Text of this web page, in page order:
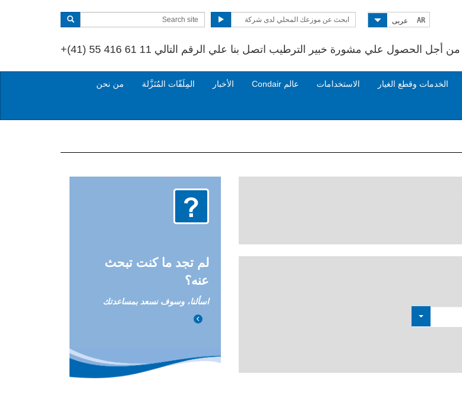
AR عربى
ابحث عن موزعك المحلي لدى شركة
من أجل الحصول علي مشورة خبير الترطيب اتصل بنا علي الرقم التالي +(41) 55 416 61 11
الخدمات وقطع الغيار الاستخدامات عالم Condair الأخبار المِلَفّات المُنَزَّلة من نحن
لم تجد ما كنت تبحث
عنه؟
اسألنا، وسوف نسعد بمساعدتك